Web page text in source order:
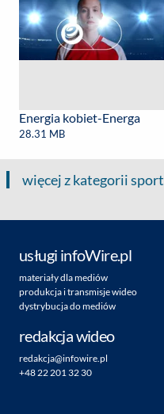
Energia kobiet-Energa
28.31 MB
więcej z kategorii sport
usługi infoWire.pl
materiały dla mediów
produkcja i transmisje wideo
dystrybucja do mediów
redakcja wideo
redakcja@infowire.pl
+48 22 201 32 30